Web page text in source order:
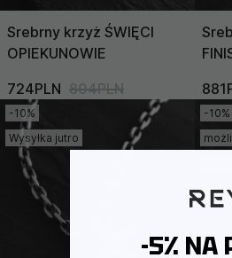
Srebrny krzyż ŚWIĘCI
OPIEKUNOWIE
724PLN 804PLN
-10%
Wysyłka jutro
-10%
-5% NA